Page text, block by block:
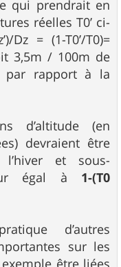
qui prendrait en
réelles T0’ ci-
Dz = (1-T0’/T0)=
3,5m / 100m de
par rapport à la
d’altitude (en
devraient être
l’hiver et sous-
égal à 1-(T0
d’autres
sur les
être liées